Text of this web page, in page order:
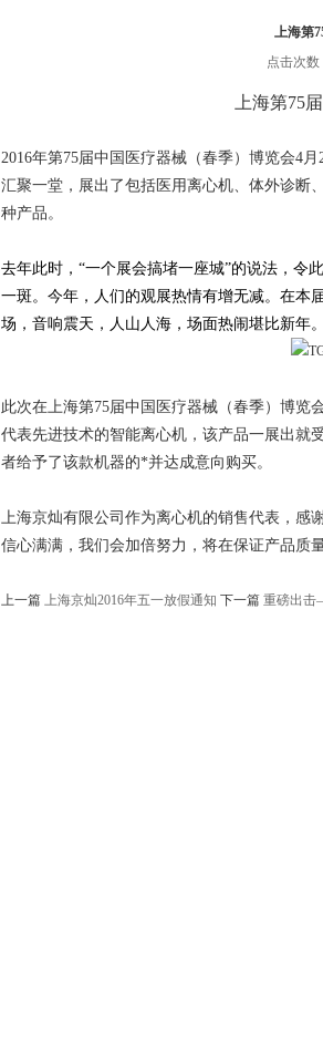
上海第
点击次数
上海第75
2016年第75届中国医疗器械（春季）博览会4
汇聚一堂，展出了包括医用离心机、体外诊断
种产品。
去年此时，“一个展会搞堵一座城”的说法，令
一斑。今年，人们的观展热情有增无减。在本
场，音响震天，人山人海，场面热闹堪比新年。
此次在上海第75届中国医疗器械（春季）博览
代表先进技术的智能离心机，该产品一展出就
者给予了该款机器的*并达成意向购买。
上海京灿有限公司作为离心机的销售代表，感
信心满满，我们会加倍努力，将在保证产品质
上一篇 上海京灿2016年五一放假通知 下一篇 重磅出击